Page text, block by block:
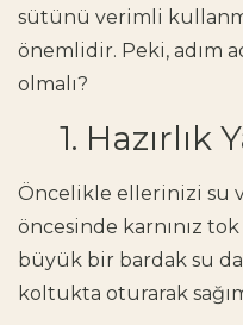
sütünü verimli
önemlidir. Peki, adım
olmalı?
1. Hazırlık
Öncelikle ellerinizi su
öncesinde karnınız
büyük bir bardak su
koltukta oturarak